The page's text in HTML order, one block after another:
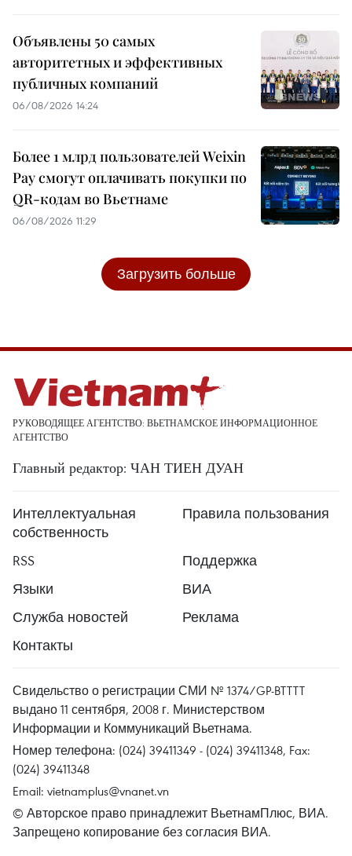
Объявлены 50 самых
авторитетных и эффективных
публичных компаний
06/08/2026 14:24
Более 1 млрд пользователей Weixin
Pay смогут оплачивать покупки по
QR-кодам во Вьетнаме
06/08/2026 11:29
Загрузить больше
РУКОВОДЯЩЕЕ АГЕНТСТВО: ВЬЕТНАМСКОЕ ИНФОРМАЦИОННОЕ
АГЕНТСТВО
Главный редактор: ЧАН ТИЕН ДУАН
Интеллектуальная
собственность
Правила пользования
RSS
Поддержка
Языки
ВИА
Служба новостей
Реклама
Контакты
Свидельство о регистрации СМИ № 1374/GP-BTTTT
выдано 11 сентября, 2008 г. Министерством
Информации и Коммуникаций Вьетнама.
Номер телефона: (024) 39411349 - (024) 39411348, Fax:
(024) 39411348
Email: vietnamplus@vnanet.vn
© Авторское право принадлежит ВьетнамПлюс, ВИА.
Запрещено копирование без согласия ВИА.